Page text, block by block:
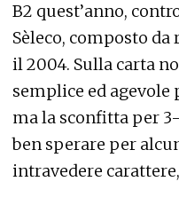
B2 quest’anno,
Sèleco, composto
il 2004. Sulla carta
semplice ed
ma la sconfitta per
ben sperare per
intravedere